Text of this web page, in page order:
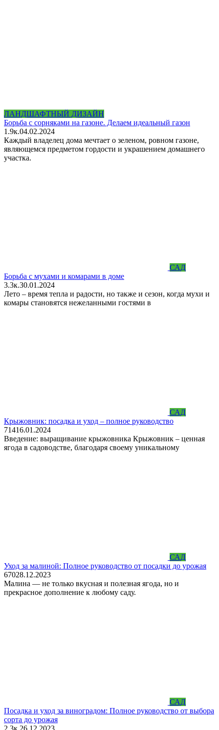
ЛАНДШАФТНЫЙ ДИЗАЙН
Борьба с сорняками на газоне. Делаем идеальный газон
1.9к.04.02.2024
Каждый владелец дома мечтает о зеленом, ровном газоне,
являющемся предметом гордости и украшением домашнего
участка.
САД
Борьба с мухами и комарами в доме
3.3к.30.01.2024
Лето – время тепла и радости, но также и сезон, когда мухи и
комары становятся нежеланными гостями в
САД
Крыжовник: посадка и уход – полное руководство
71416.01.2024
Введение: выращивание крыжовника Крыжовник – ценная
ягода в садоводстве, благодаря своему уникальному
САД
Уход за малиной: Полное руководство от посадки до урожая
67028.12.2023
Малина — не только вкусная и полезная ягода, но и
прекрасное дополнение к любому саду.
САД
Посадка и уход за виноградом: Полное руководство от выбора
сорта до урожая
2.3к. 26.12.2023